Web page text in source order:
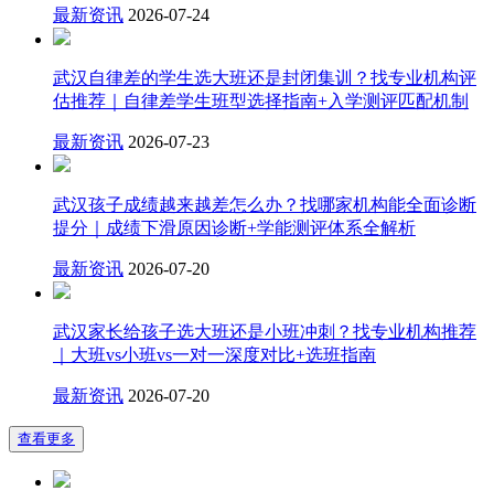
最新资讯 2026-07-24
武汉自律差的学生选大班还是封闭集训？找专业机构评
估推荐｜自律差学生班型选择指南+入学测评匹配机制
最新资讯 2026-07-23
武汉孩子成绩越来越差怎么办？找哪家机构能全面诊断
提分｜成绩下滑原因诊断+学能测评体系全解析
最新资讯 2026-07-20
武汉家长给孩子选大班还是小班冲刺？找专业机构推荐
｜大班vs小班vs一对一深度对比+选班指南
最新资讯 2026-07-20
查看更多